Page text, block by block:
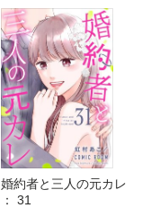
婚約者と三人の元カレ
： 31